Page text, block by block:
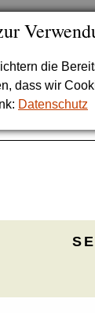
die
dass wir
Datenschutz